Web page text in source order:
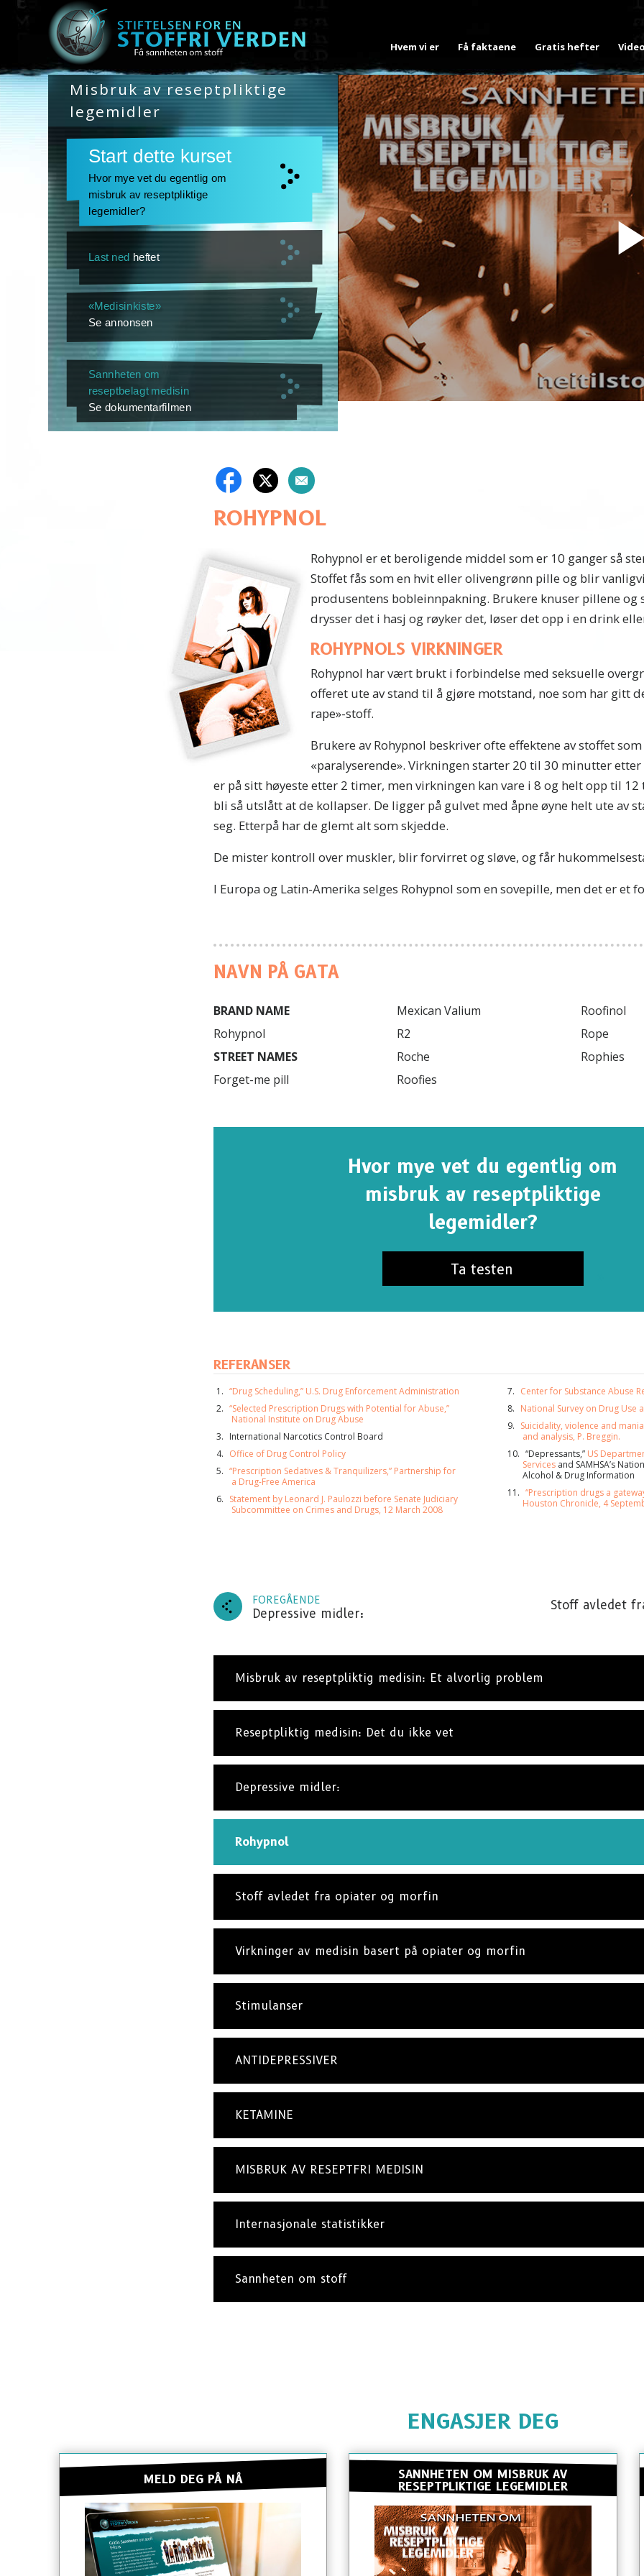
Hvem vi er Få faktaene Gratis hefter
Misbruk av reseptpliktige
legemidler
Start dette kurset
Hvor mye vet du egentlig om
misbruk av reseptpliktige
legemidler?
Last ned heftet
«Medisinkiste»
Se annonsen
Sannheten om
reseptbelagt medisin
Se dokumentarfilmen
ROHYPNOL
Rohypnol er et beroligende middel som er 10 ganger så
Stoffet fås som en hvit eller olivengrønn pille og blir
produsentens bobleinnpakning. Brukere knuser pillene og
drysser det i hasj og røyker det, løser det opp i en drink
ROHYPNOLS VIRKNINGER
Rohypnol har vært brukt i forbindelse med seksuelle
offeret ute av stand til å gjøre motstand, noe som har gitt
rape»-stoff.
Brukere av Rohypnol beskriver ofte effektene av stoffet
«paralyserende». Virkningen starter 20 til 30 minutter
er på sitt høyeste etter 2 timer, men virkningen kan vare i 8 og helt opp til 12
bli så utslått at de kollapser. De ligger på gulvet med åpne øyne helt ute av
seg. Etterpå har de glemt alt som skjedde.
De mister kontroll over muskler, blir forvirret og sløve, og får
I Europa og Latin-Amerika selges Rohypnol som en sovepille, men det er et
NAVN PÅ GATA
BRAND NAME
STREET NAMES
Forget-me pill
Mexican Valium
R2
Roofies
Roofinol
Rope
Hvor mye vet du egentlig om
misbruk av reseptpliktige
legemidler?
Ta testen
REFERANSER
“Drug Scheduling,” U.S. Drug Enforcement Administration
“Selected Prescription Drugs with Potential for Abuse,”
National Institute on Drug Abuse
International Narcotics Control Board
Office of Drug Control Policy
“Prescription Sedatives & Tranquilizers,” Partnership for
a Drug-Free America
Statement by Leonard J. Paulozzi before Senate Judiciary
Subcommittee on Crimes and Drugs, 12 March 2008
Center for Substance Abuse
National Survey on Drug Use
Suicidality, violence and
and analysis, P. Breggin.
“Depressants,” US
Servicesand SAMHSA’s
Alcohol & Drug Information
“Prescription drugs a
Houston Chronicle, 4
FOREGÅENDE
Depressive midler:
Stoff avledet
Misbruk av reseptpliktig medisin: Et alvorlig problem
Reseptpliktig medisin: Det du ikke vet
Depressive midler:
Rohypnol
Stoff avledet fra opiater og morfin
Virkninger av medisin basert på opiater og morfin
Stimulanser
ANTIDEPRESSIVER
KETAMINE
MISBRUK AV RESEPTFRI MEDISIN
Internasjonale statistikker
Sannheten om stoff
ENGASJER DEG
MELD DEG PÅ NÅ
SANNHETEN OM MISBRUK AV
RESEPTPLIKTIGE LEGEMIDLER